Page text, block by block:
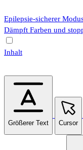
Epilepsie-sicherer
Dämpft Farben und
Inhalt
Größerer Text Cursor